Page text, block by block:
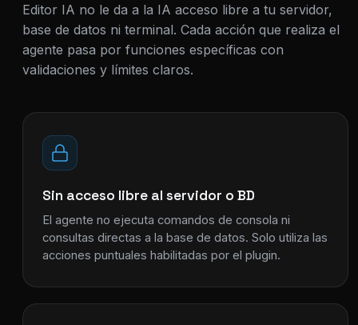
Editor IA no le da a la IA acceso libre a tu servidor,
base de datos ni terminal. Cada acción que realiza el
agente pasa por funciones específicas con
validaciones y límites claros.
Sin acceso libre al servidor o BD
El agente no ejecuta comandos de consola ni
consultas directas a la base de datos. Solo utiliza las
acciones puntuales habilitadas por el plugin.